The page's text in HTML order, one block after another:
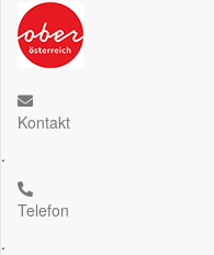
Kontakt
.
Telefon
.